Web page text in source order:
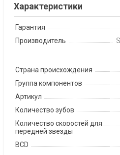
Характеристики
Гарантия
Производитель
Страна происхождения
Группа компонентов
Артикул
Количество зубов
Количество скоростей для
передней звезды
BCD